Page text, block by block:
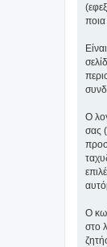
ποια
Ο
σας
Ο
στο